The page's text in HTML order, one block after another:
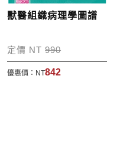
元以下須自付80元運
，訂購後48小時內回覆運
獸醫組織病理學圖譜
定價 NT990
優惠價： NT842